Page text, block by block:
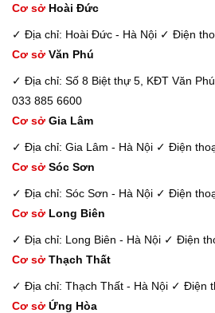
Cơ sở Hoài Đức
✓ Địa chỉ: Hoài Đức - Hà Nội ✓ Điện
Cơ sở Văn Phú
✓ Địa chỉ: Số 8 Biệt thự 5, KĐT Văn
033 885 6600
Cơ sở Gia Lâm
✓ Địa chỉ: Gia Lâm - Hà Nội ✓ Điện
Cơ sở Sóc Sơn
✓ Địa chỉ: Sóc Sơn - Hà Nội ✓ Điện
Cơ sở Long Biên
✓ Địa chỉ: Long Biên - Hà Nội ✓ Điện
Cơ sở Thạch Thất
✓ Địa chỉ: Thạch Thất - Hà Nội ✓ Điện
Cơ sở Ứng Hòa